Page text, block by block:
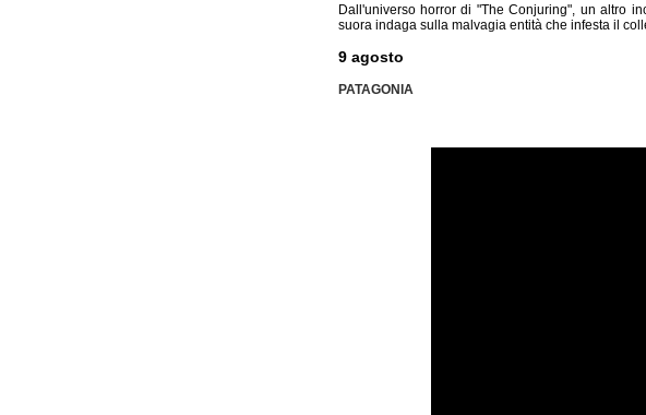
Dall'universo horror di "The Conjuring", un altro
suora indaga sulla malvagia entità che infesta il
9 agosto
PATAGONIA